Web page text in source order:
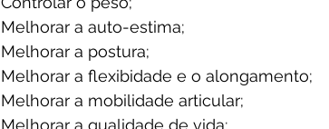
Melhorar a auto-estima;
Melhorar a postura;
Melhorar a flexibidade e o alongamento;
Melhorar a mobilidade articular;
Melhorar a qualidade de vida;